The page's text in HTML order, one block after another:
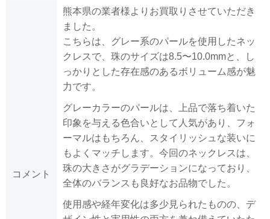
コメント
熊本県の業者様よりお買取りさせていただき
ました。
こちらは、グレー系のパールを使用したネッ
クレスで、珠のサイズは8.5〜10.0mmと、し
っかりとした存在感のあるボリューム感が魅
力です。
グレーカラーのパールは、上品で落ち着いた
印象を与える色合いとして人気があり、フォ
ーマルはもちろん、スタイリッシュな装いに
もよくマッチします。今回のネックレスは、
珠の大きさがグラデーションになっており、
全体のバランスも良好なお品物でした。
使用感や経年変化は多少見られたものの、デ